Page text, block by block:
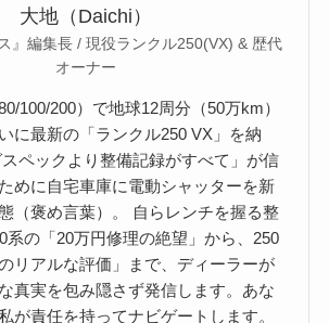
大地（Daichi）
』編集長 / 現役ランクル250(VX) & 歴代
オーナー
100/200）で地球12周分（50万km）
に最新の「ランクル250 VX」を納
ペックより整備記録がすべて」が信
めに自宅車庫に電動シャッターを新
（褒め言葉）。 自らレンチを握る整
系の「20万円修理の絶望」から、250
リアルな評価」まで、ディーラーが
真実を包み隠さず発信します。あな
が責任を持ってナビゲートします。